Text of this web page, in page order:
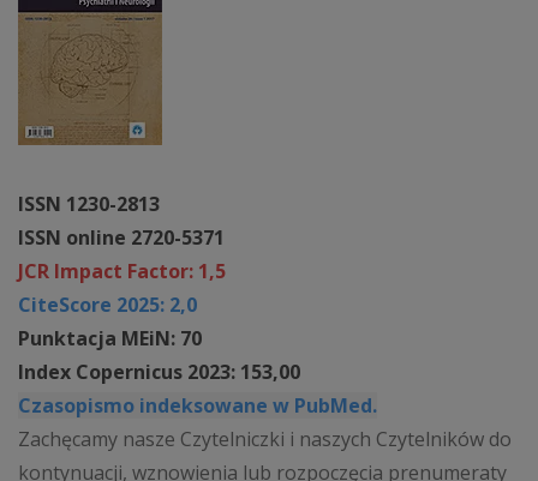
ISSN 1230-2813
ISSN online 2720-5371
JCR Impact Factor: 1,5
CiteScore 2025: 2,0
Punktacja MEiN: 70
Index Copernicus 2023: 153,00
Czasopismo indeksowane w PubMed.
Zachęcamy nasze Czytelniczki i naszych Czytelników do
kontynuacji, wznowienia lub rozpoczęcia prenumeraty